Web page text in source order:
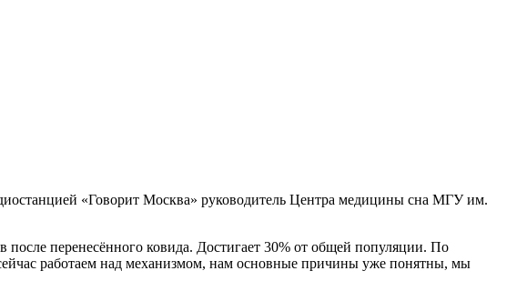
«Говорит Москва» руководитель Центра медицины сна МГУ им.
после перенесённого ковида. Достигает 30% от общей популяции. По
работаем над механизмом, нам основные причины уже понятны, мы